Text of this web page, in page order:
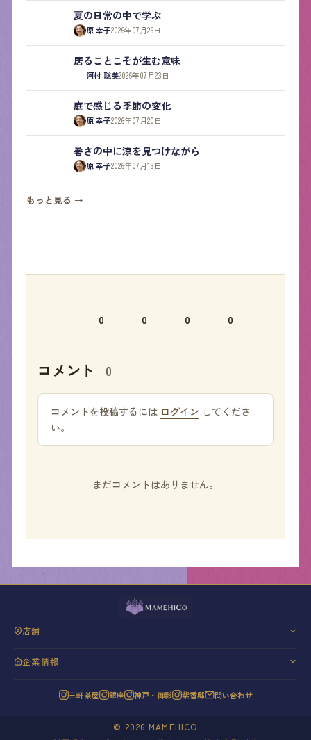
夏の日常の中で学ぶ
原 幸子2026年07月26日
居ることこそが生む意味
河村 聡美2026年07月23日
庭で感じる季節の変化
原 幸子2026年07月20日
暑さの中に涼を見つけながら
原 幸子2026年07月13日
もっと見る →
0 0 0 0
コメント 0
コメントを投稿するには ログイン してくださ
い。
まだコメントはありません。
店舗
神戸・御影
企業情報
代表挨拶
20年の歩み
三軒茶屋 銀座 神戸・御影 紫香邸 問い合わせ
© 2026 MAMEHICO